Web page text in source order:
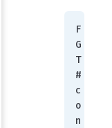
F
G
T
#
c
o
n